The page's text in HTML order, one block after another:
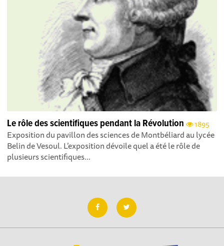
1895
Le rôle des scientifiques pendant la Révolution
Exposition du pavillon des sciences de Montbéliard au lycée
Belin de Vesoul. L’exposition dévoile quel a été le rôle de
plusieurs scientifiques...